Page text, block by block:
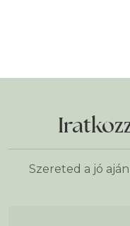
Szereted a jó